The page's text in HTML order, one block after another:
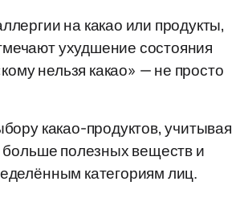
на какао или продукты,
ухудшение состояния
нельзя какао» — не просто
какао-продуктов, учитывая
больше полезных веществ и
категориям лиц.